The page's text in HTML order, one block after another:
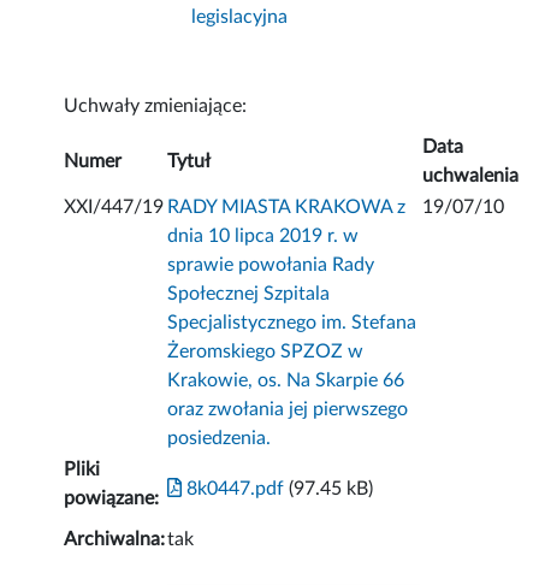
legislacyjna
Uchwały zmieniające:
Numer Tytuł
Data
uchwalenia
XXI/447/19 RADY MIASTA KRAKOWA z
dnia 10 lipca 2019 r. w
sprawie powołania Rady
Społecznej Szpitala
Specjalistycznego im. Stefana
Żeromskiego SPZOZ w
Krakowie, os. Na Skarpie 66
oraz zwołania jej pierwszego
posiedzenia.
19/07/10
Pliki
powiązane:
8k0447.pdf (97.45 kB)
Archiwalna:tak